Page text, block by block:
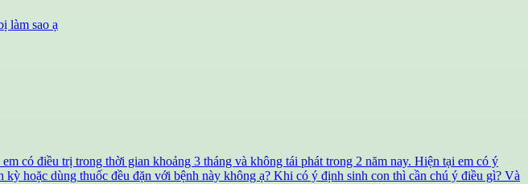
làm sao ạ
có điều trị trong thời gian khoảng 3 tháng và không tái phát trong 2 năm nay. Hiện tại em có ý
hoặc dùng thuốc đều đặn với bệnh này không ạ? Khi có ý định sinh con thì cần chú ý điều gì? Và